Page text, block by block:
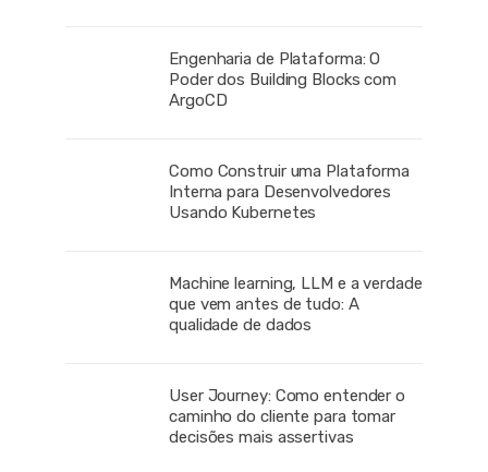
Engenharia de Plataforma: O
Poder dos Building Blocks com
ArgoCD
Como Construir uma Plataforma
Interna para Desenvolvedores
Usando Kubernetes
Machine learning, LLM e a verdade
que vem antes de tudo: A
qualidade de dados
User Journey: Como entender o
caminho do cliente para tomar
decisões mais assertivas